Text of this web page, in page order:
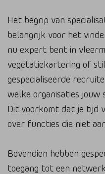
Het begrip van
belangrijk voor het
nu expert bent in
vegetatiekartering of
gespecialiseerde
welke organisaties jouw
Dit voorkomt dat je tijd
over functies die niet
Bovendien hebben
toegang tot een